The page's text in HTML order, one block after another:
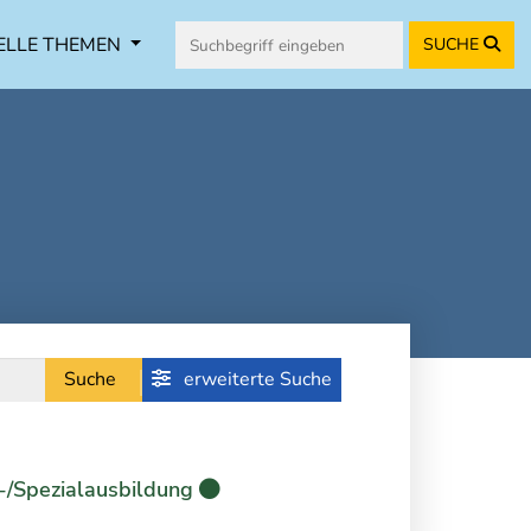
THEMEN SUCHE
Suche erweiterte Suche
Spezialausbildung